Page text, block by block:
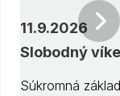
Slobodný
11.9.2026
Súkromná